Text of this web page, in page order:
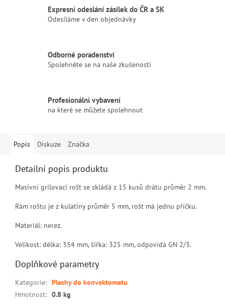
Expresní odeslání zásilek do ČR a SK
Odesíláme v den objednávky
Odborné poradenství
Spolehněte se na naše zkušenosti
Profesionální vybavení
na které se můžete spolehnout
Popis Diskuze Značka
Detailní popis produktu
Masivní grilovací rošt se skládá z 15 kusů drátu průměr 2 mm.
Rám roštu je z kulatiny průměr 5 mm, rošt má jednu příčku.
Materiál: nerez.
Velikost: délka: 354 mm, šířka: 325 mm, odpovídá GN 2/3.
Doplňkové parametry
Kategorie: Plechy do konvektomatu
Hmotnost: 0.8 kg